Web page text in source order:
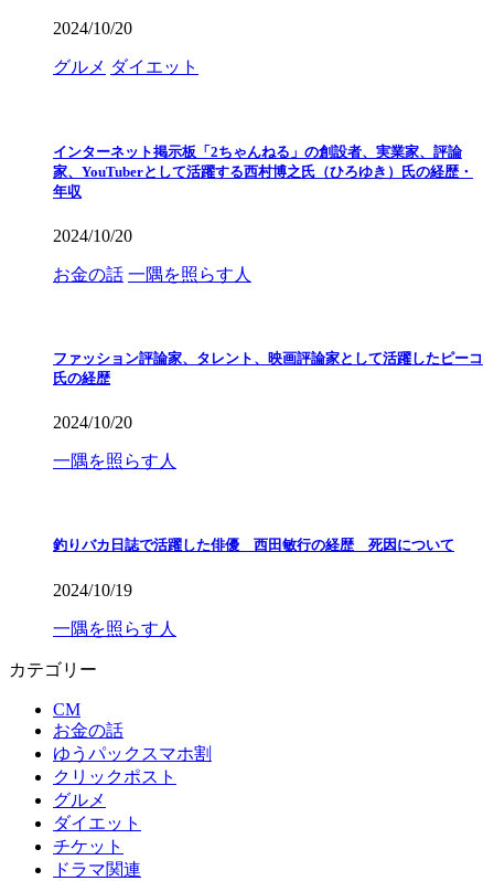
2024/10/20
グルメ ダイエット
インターネット掲示板「2ちゃんねる」の創設者、実業家、評論
家、YouTuberとして活躍する西村博之氏（ひろゆき）氏の経歴・
年収
2024/10/20
お金の話 一隅を照らす人
ファッション評論家、タレント、映画評論家として活躍したピーコ
氏の経歴
2024/10/20
一隅を照らす人
釣りバカ日誌で活躍した俳優 西田敏行の経歴 死因について
2024/10/19
一隅を照らす人
カテゴリー
CM
お金の話
ゆうパックスマホ割
クリックポスト
グルメ
ダイエット
チケット
ドラマ関連